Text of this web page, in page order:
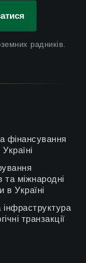
з
в
радників.
фінансування
та міжнародні
в Україні
транзакції